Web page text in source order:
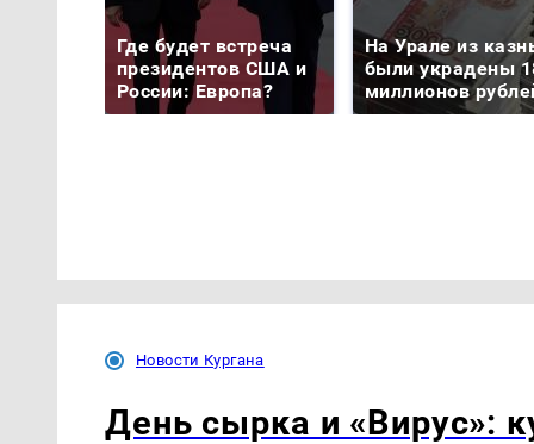
Где будет встреча
президентов США и
России: Европа?
На Урале из
были украдены
миллионов
Новости Кургана
День сырка и «Вирус»: